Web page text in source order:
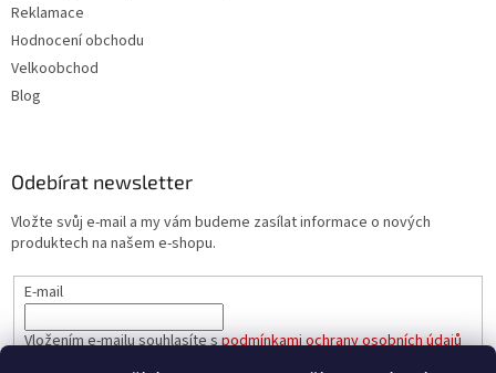
Reklamace
Hodnocení obchodu
Velkoobchod
Blog
Odebírat newsletter
Vložte svůj e-mail a my vám budeme zasílat informace o nových
produktech na našem e-shopu.
E-mail
Vložením e-mailu souhlasíte spodmínkami ochrany osobních údajů